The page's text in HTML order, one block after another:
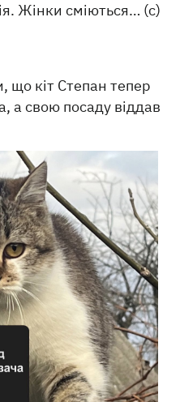
Жінки сміються… (с)
що кіт Степан тепер
а свою посаду віддав